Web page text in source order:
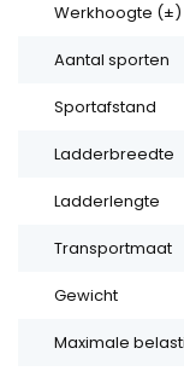
Werkhoogte (±)
Aantal sporten
Sportafstand
Ladderbreedte
Ladderlengte
Transportmaat
Gewicht
Maximale